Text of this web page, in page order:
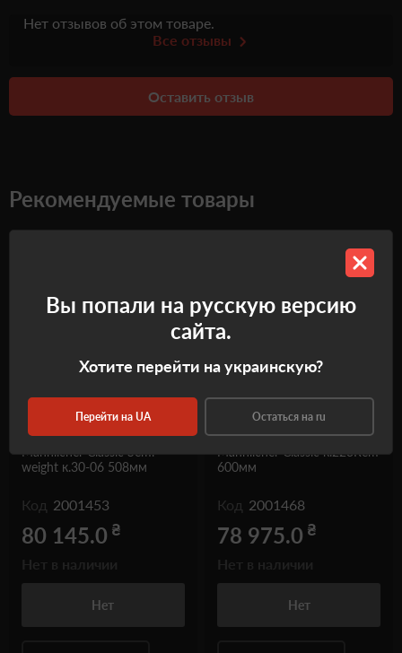
Нет отзывов об этом товаре.
Все отзывы
Оставить отзыв
Рекомендуемые товары
Карабин нарезной
Mannlicher Classic Semi
weight к.30-06 508мм
Код 2001453
80 145.0 ₴
Нет
Карабин нарезной
Mannlicher Classic к.223Rem
600мм
Код 2001468
78 975.0 ₴
Нет
Вы попали на русскую версию
сайта.
Хотите перейти на украинскую?
Перейти на UA Остаться на ru